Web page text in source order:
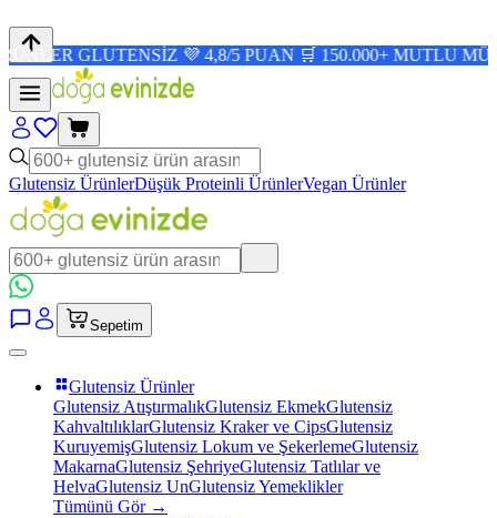
💜 4,8/5 PUAN 🛒 150.000+ MUTLU MÜŞTERİ ✨
Glutensiz ÜrünlerDüşük Proteinli ÜrünlerVegan Ürünler
Sepetim
Glutensiz Ürünler
Glutensiz AtıştırmalıkGlutensiz EkmekGlutensiz
KahvaltılıklarGlutensiz Kraker ve CipsGlutensiz
KuruyemişGlutensiz Lokum ve ŞekerlemeGlutensiz
MakarnaGlutensiz ŞehriyeGlutensiz Tatlılar ve
HelvaGlutensiz UnGlutensiz Yemeklikler
Tümünü Gör →